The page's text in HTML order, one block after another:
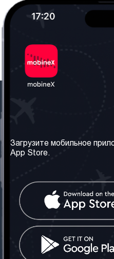
Наши сервисы
Контакт
Грузия: Тбилиси
Телефон: +442030340050
Загрузите мобильное
App Store.